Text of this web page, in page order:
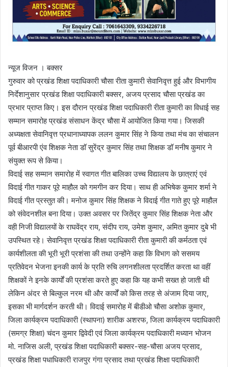
न्यूज विजन । बक्सर
गुरुवार को प्रखंड शिक्षा पदाधिकारी चौसा रीता कुमारी सेवानिवृत्त हुई और विभागीय
निर्देशानुसार प्रखंड शिक्षा पदाधिकारी बक्सर, अजय प्रसाद चौसा प्रखंड का
प्रभार प्राप्त किए। इस दौरान प्रखंड शिक्षा पदाधिकारी रीता कुमारी का विधाई सह
सम्मान समारोह प्रखंड संसाधन केंद्र चौसा में आयोजित किया गया। जिसकी
अध्यक्षता सेवानिवृत्त प्रधानाध्यापक ललन कुमार सिंह ने किया तथा मंच का संचालन
पूर्व बीआरपी एंव शिक्षक नेता डॉ सुरेंद्र कुमार सिंह तथा शिक्षक डॉ मनीष कुमार ने
संयुक्त रूप से किया।
विदाई सह सम्मान समारोह में स्वागत गीत बालिका उच्च विद्यालय के छात्राएं एवं
विदाई गीत गाकर पूरे माहौल को गमगीन कर दिया। साथ ही अभिषेक कुमार शर्मा ने
विदाई गीत प्रस्तुत की। मनोज कुमार सिंह शिक्षक ने विदाई गीत गाते हुए पूरे माहौल
को संवेदनशील बना दिया। उक्त अवसर पर जितेंद्र कुमार सिंह शिक्षक नेता और
वही निजी विद्यालयों के राघवेंद्र राय, संदीप राय, उमेश कुमार, अमित कुमार दुबे भी
उपस्थित रहे। सेवानिवृत्त प्रखंड शिक्षा पदाधिकारी रीता कुमारी की कर्मठता एवं
कार्यशीलता की भूरी भूरी प्रशंसा की तथा उन्होंने कहा कि विभाग को ससमय
प्रतिवेदन भेजना इनकी कार्य के प्रति रुचि लगनशीलता प्रदर्शित करता था वहीं
शिक्षकों ने इनके कार्यों की प्रशंसा करते हुए कहा कि यह कभी सख्त हो जाती थी
लेकिन अंदर से बिल्कुल नरम थी और कार्यों को किस तरह से अंजाम दिया जाए,
इसका भी मार्गदर्शन करती थी। विदाई समारोह में बीडीओ चौसा अशोक कुमार,
जिला कार्यक्रम पदाधिकारी (स्थापना) शारीक अशरफ, जिला कार्यक्रम पदाधिकारी
(समग्र शिक्षा) चंदन कुमार द्विवेदी एवं जिला कार्यक्रम पदाधिकारी मध्यान भोजन
मो. नाजिस अली, प्रखंड शिक्षा पदाधिकारी बक्सर-सह-चौसा अजय प्रसाद,
प्रखंड शिक्षा पधाधिकारी राजपुर गंगा प्रसाद तथा प्रखंड शिक्षा पदाधिकारी